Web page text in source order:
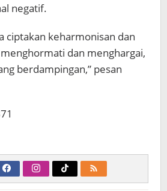
negatif.
ciptakan keharmonisan dan
dan menghargai,
berdampingan,” pesan